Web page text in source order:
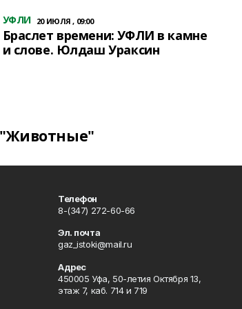
УФЛИ 20 ИЮЛЯ , 09:00
Браслет времени: УФЛИ в камне
и слове. Юлдаш Ураксин
"Животные"
Телефон
8-(347) 272-60-66
Эл. почта
gaz_istoki@mail.ru
Адрес
450005 Уфа, 50-летия Октября 13,
этаж 7, каб. 714 и 719